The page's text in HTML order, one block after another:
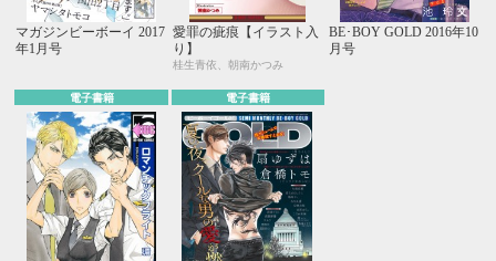
マガジンビーボーイ 2017
年1月号
愛罪の疵痕【イラスト入
り】
桂生青依、朝南かつみ
BE･BOY GOLD 2016年10
月号
電子書籍 電子書籍